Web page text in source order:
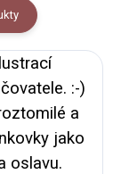
:-)
a
jako
oslavu.